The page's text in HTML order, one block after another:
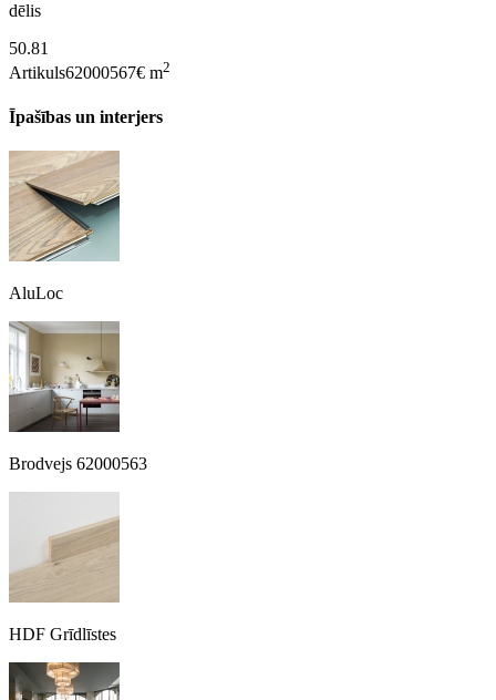
dēlis
50.81
Artikuls62000567€ m2
Īpašības un interjers
AluLoc
Brodvejs 62000563
HDF Grīdlīstes